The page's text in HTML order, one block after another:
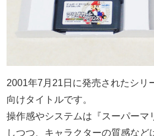
2001年7月21日に発売されたシリ
向けタイトルです。
操作感やシステムは『スーパーマ
しつつ、キャラクターの質感など